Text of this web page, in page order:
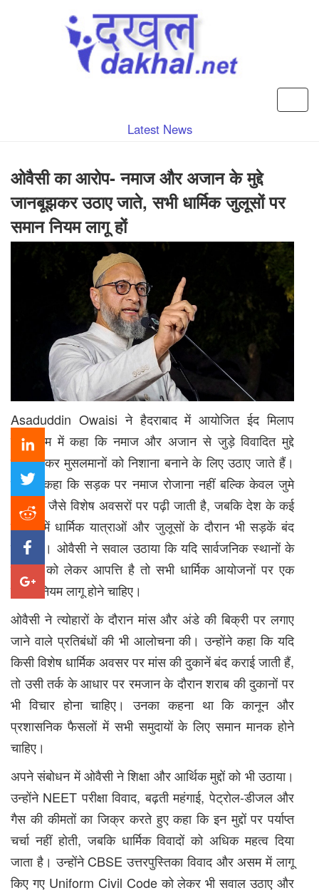
Latest News
ओवैसी का आरोप- नमाज और अजान के मुद्दे
जानबूझकर उठाए जाते, सभी धार्मिक जुलूसों पर
समान नियम लागू हों
Asaduddin Owaisi ने हैदराबाद में आयोजित ईद मिलाप
कार्यक्रम में कहा कि नमाज और अजान से जुड़े विवादित मुद्दे
जानबूझकर मुसलमानों को निशाना बनाने के लिए उठाए जाते हैं।
उन्होंने कहा कि सड़क पर नमाज रोजाना नहीं बल्कि केवल जुमे
और ईद जैसे विशेष अवसरों पर पढ़ी जाती है, जबकि देश के कई
हिस्सों में धार्मिक यात्राओं और जुलूसों के दौरान भी सड़कें बंद
रहती हैं। ओवैसी ने सवाल उठाया कि यदि सार्वजनिक स्थानों के
उपयोग को लेकर आपत्ति है तो सभी धार्मिक आयोजनों पर एक
समान नियम लागू होने चाहिए।
ओवैसी ने त्योहारों के दौरान मांस और अंडे की बिक्री पर लगाए
जाने वाले प्रतिबंधों की भी आलोचना की। उन्होंने कहा कि यदि
किसी विशेष धार्मिक अवसर पर मांस की दुकानें बंद कराई जाती हैं,
तो उसी तर्क के आधार पर रमजान के दौरान शराब की दुकानों पर
भी विचार होना चाहिए। उनका कहना था कि कानून और
प्रशासनिक फैसलों में सभी समुदायों के लिए समान मानक होने
चाहिए।
अपने संबोधन में ओवैसी ने शिक्षा और आर्थिक मुद्दों को भी उठाया।
उन्होंने NEET परीक्षा विवाद, बढ़ती महंगाई, पेट्रोल-डीजल और
गैस की कीमतों का जिक्र करते हुए कहा कि इन मुद्दों पर पर्याप्त
चर्चा नहीं होती, जबकि धार्मिक विवादों को अधिक महत्व दिया
जाता है। उन्होंने CBSE उत्तरपुस्तिका विवाद और असम में लागू
किए गए Uniform Civil Codeको लेकर भी सवाल उठाए और